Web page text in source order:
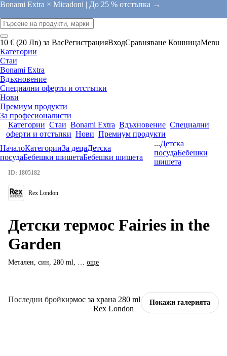
Bonami Extra × Micadoni | До 25 % отстъпка →
10 € (20 Лв) за ВасРегистрацияВходСравняване КошницаMenu
Категории
Стаи
Bonami Extra
Вдъхновение
Специални оферти и отстъпки
Нови
Премиум продукти
За професионалисти
Категории Стаи Bonami Extra Вдъхновение Специални
оферти и отстъпки Нови Премиум продукти
НачалоКатегорииЗа децаДетска
посудаБебешки шишетаБебешки шишета
...Детска
посудаБебешки
шишета
Покажи галерията
Последни бройки
ID: 1805182
Rex London
Детски термос Fairies in the
Garden
Метален, син, 280 ml, … още